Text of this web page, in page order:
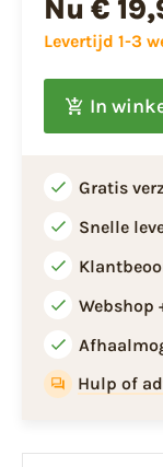
Nu €
Levertijd 1-3
In
Gratis
Snelle
Webshop
Hulp of